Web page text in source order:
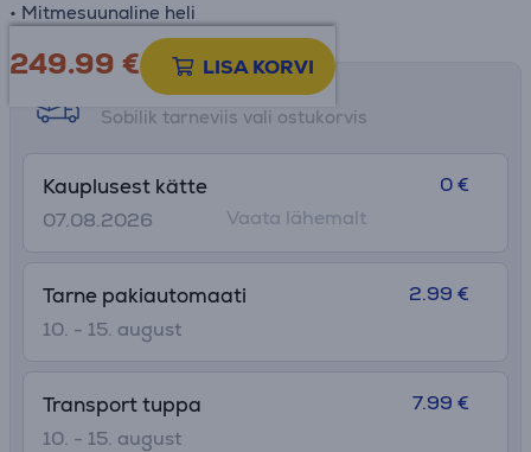
• Mitmesuunaline heli
249.99 € LISA KORVI
Tarne võimalused
Sobilik tarneviis vali ostukorvis
Kauplusest kätte
07.08.2026
0 €
Vaata lähemalt
Tarne pakiautomaati
10. - 15. august
2.99 €
Transport tuppa
10. - 15. august
7.99 €